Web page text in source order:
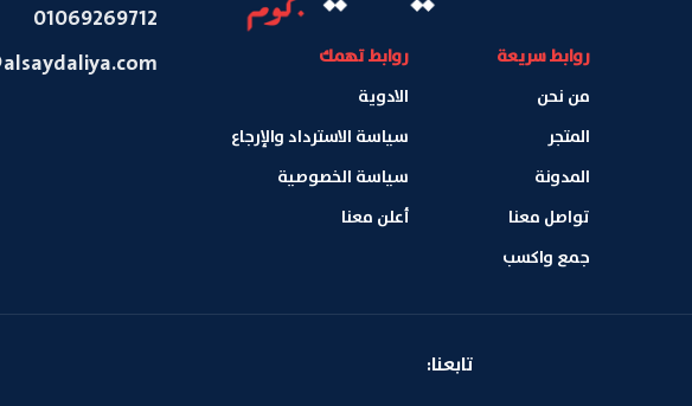
روابط سريعة
من نحن
المتجر
المدونة
تواصل معنا
جمع واكسب
روابط تهمك
الادوية
سياسة الاسترداد والإرجاع
سياسة الخصوصية
أعلن معنا
01069269712
تابعنا: